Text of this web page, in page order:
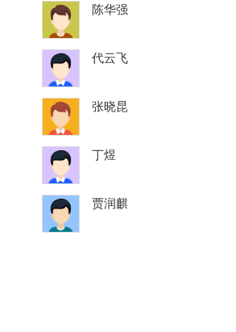
陈华强
代云飞
张晓昆
丁煜
贾润麒